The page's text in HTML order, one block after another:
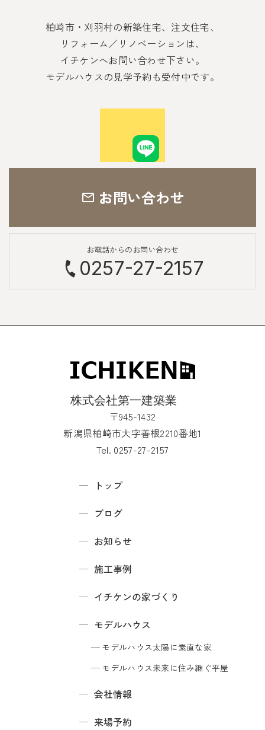
柏崎市・刈羽村の新築住宅、注文住宅、
リフォーム／リノベーションは、
イチケンへお問い合わせ下さい。
モデルハウスの見学予約も受付中です。
お問い合わせ
お電話からのお問い合わせ
0257-27-2157
〒945-1432
新潟県柏崎市大字善根2210番地1
Tel. 0257-27-2157
トップ
ブログ
お知らせ
施工事例
イチケンの家づくり
モデルハウス
モデルハウス太陽に素直な家
モデルハウス未来に住み継ぐ平屋
会社情報
来場予約